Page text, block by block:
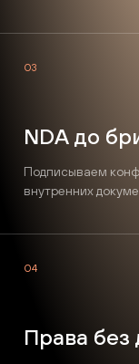
03
NDA до
Подписываем
внутренних
04
Права без